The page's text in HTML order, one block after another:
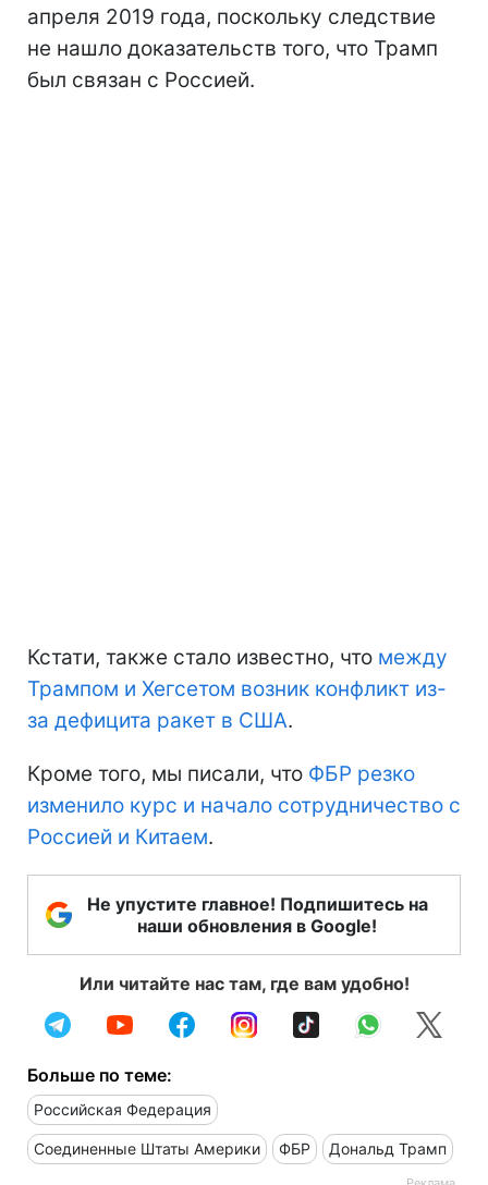
апреля 2019 года, поскольку следствие
не нашло доказательств того, что Трамп
был связан с Россией.
Кстати, также стало известно, что между
Трампом и Хегсетом возник конфликт из-
за дефицита ракет в США.
Кроме того, мы писали, что ФБР резко
изменило курс и начало сотрудничество с
Россией и Китаем.
Не упустите главное! Подпишитесь на
наши обновления в Google!
Или читайте нас там, где вам удобно!
Больше по теме:
Российская Федерация
Соединенные Штаты Америки ФБР Дональд Трамп